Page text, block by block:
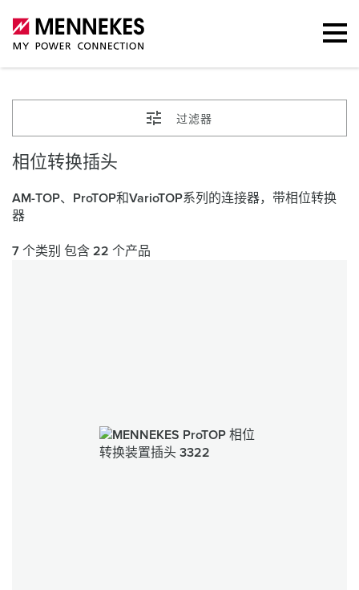
过滤器
相位转换插头
AM-TOP、ProTOP和VarioTOP系列的连接器，带相位转换
器
7 个类别 包含 22 个产品